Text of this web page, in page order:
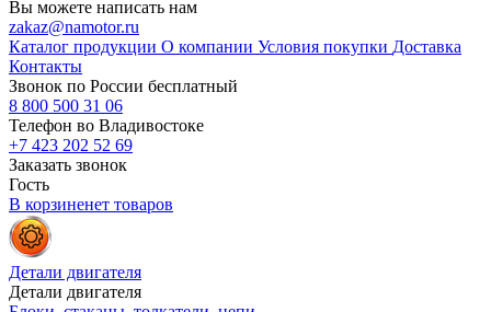
Вы можете написать нам
zakaz@namotor.ru
Каталог продукции О компании Условия покупки Доставка
Контакты
Звонок по России бесплатный
8 800 500 31 06
Телефон во Владивостоке
+7 423 202 52 69
Заказать звонок
Гость
В корзиненет товаров
Детали двигателя
Детали двигателя